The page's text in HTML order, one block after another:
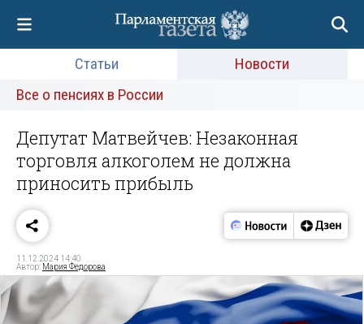
Статьи
Новости
Все о пенсиях в России
Депутат Матвейчев: Незаконная
торговля алкоголем не должна
приносить прибыль
11.12.2024 14:40
Автор: Мария Федорова